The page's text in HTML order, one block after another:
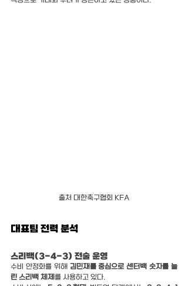
출처 대한축구협회 KFA
대표팀 전력 분석
스리백(3-4-3) 전술 운영
수비 안정화를 위해 김민재를 중심으로 센터백 숫자를 늘
린 스리백 체제를 사용하고 있다.